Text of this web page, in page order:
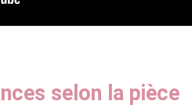
selon la pièce